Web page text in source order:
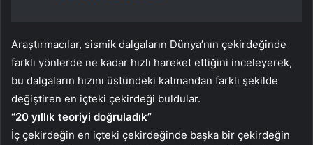
Araştırmacılar, sismik dalgaların Dünya’nın çekirdeğinde
farklı yönlerde ne kadar hızlı hareket ettiğini inceleyerek,
bu dalgaların hızını üstündeki katmandan farklı şekilde
değiştiren en içteki çekirdeği buldular.
“20 yıllık teoriyi doğruladık”
İç çekirdeğin en içteki çekirdeğinde başka bir çekirdeğin